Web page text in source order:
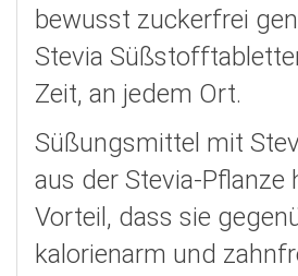
bewusst zuckerfrei
Stevia
Zeit, an jedem Ort.
Süßungsmittel mit
aus der Stevia-Pflanze
Vorteil, dass sie
kalorienarm und